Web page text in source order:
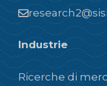
Industrie
Ricerche di